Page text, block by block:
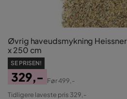
Øvrig haveudsmykning
x 250 cm
SE PRISEN!
Pris
329,-
Original
Før499,-
Tidligere laveste pris 329,-